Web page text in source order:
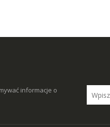
informacje o